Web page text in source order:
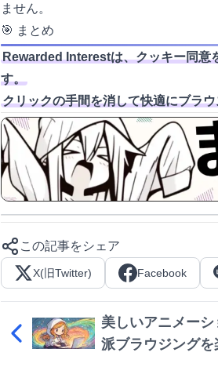
ません。
🎯 まとめ
Rewarded Interestは、クッキー同意
す。
クリックの手間を消して快適にブラ
この記事をシェア
X(旧Twitter) Facebook
美しいアニメー
派ブラウジング